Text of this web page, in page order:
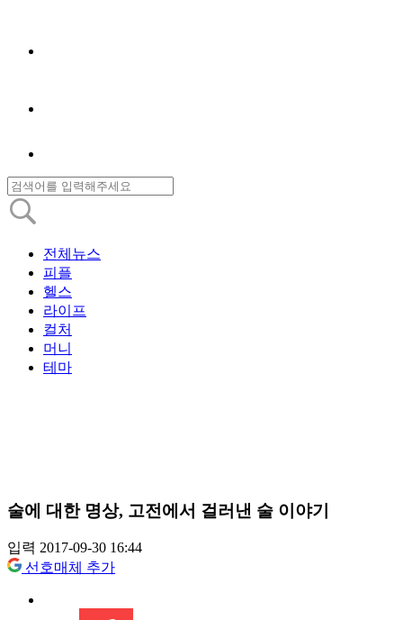
전체뉴스
피플
헬스
라이프
컬처
머니
테마
술에 대한 명상, 고전에서 걸러낸 술 이야기
입력 2017-09-30 16:44
선호매체 추가